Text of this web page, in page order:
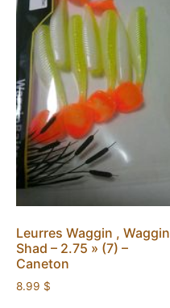
Leurres Waggin , Waggin
Shad – 2.75 » (7) –
Caneton
8.99 $